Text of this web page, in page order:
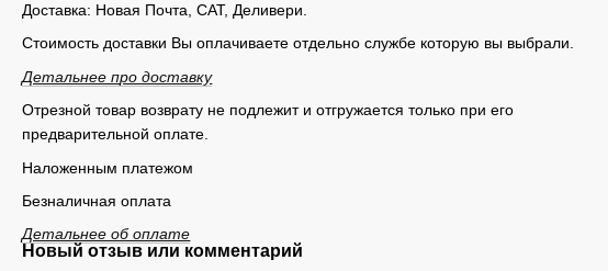
Доставка: Новая Почта, САТ, Деливери.
Стоимость доставки Вы оплачиваете отдельно службе которую вы выбрали.
Детальнее про доставку
Отрезной товар возврату не подлежит и отгружается только при его
предварительной оплате.
Наложенным платежом
Безналичная оплата
Детальнее об оплате
Новый отзыв или комментарий